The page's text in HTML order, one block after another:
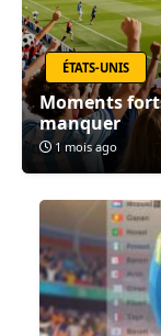
ÉTATS-UNIS
Moments
manquer
1 mois ago